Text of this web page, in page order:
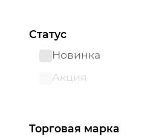
Статус
Новинка
Акция
Торговая марка